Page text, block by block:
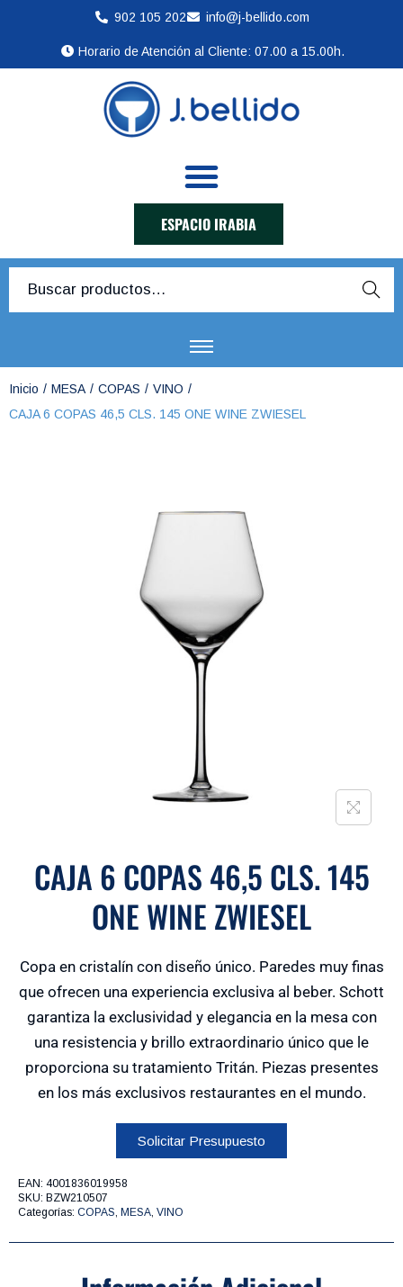
902 105 202 info@j-bellido.com
Horario de Atención al Cliente: 07.00 a 15.00h.
ESPACIO IRABIA
Busca
Inicio / MESA / COPAS / VINO /
CAJA 6 COPAS 46,5 CLS. 145 ONE WINE ZWIESEL
CAJA 6 COPAS 46,5 CLS. 145
ONE WINE ZWIESEL
Copa en cristalín con diseño único. Paredes muy finas
que ofrecen una experiencia exclusiva al beber. Schott
garantiza la exclusividad y elegancia en la mesa con
una resistencia y brillo extraordinario único que le
proporciona su tratamiento Tritán. Piezas presentes
en los más exclusivos restaurantes en el mundo.
Solicitar Presupuesto
EAN: 4001836019958
SKU: BZW210507
Categorías: COPAS, MESA, VINO